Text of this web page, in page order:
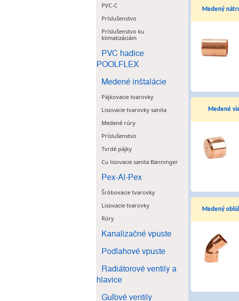
PVC-C
Príslušenstvo
Príslušenstvo ku
klimatizáciám
PVC hadice
POOLFLEX
Medené inštalácie
Pájkovacie tvarovky
Lisovacie tvarovky sanita
Medené rúry
Príslušenstvo
Tvrdé pájky
Cu lisovacie sanita Bänninger
Pex-Al-Pex
Šróbovacie tvarovky
Lisovacie tvarovky
Rúry
Kanalizačné vpuste
Podlahové vpuste
Radiátorové ventily a
hlavice
Guľové ventily
Medený
Medené
Medený